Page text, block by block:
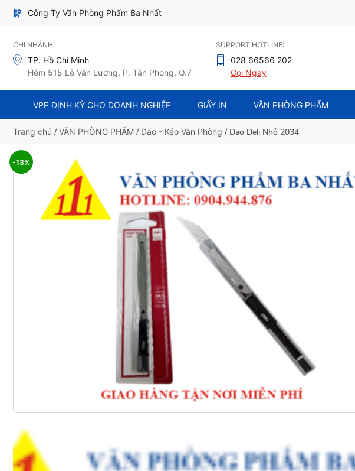
Công Ty Văn Phòng Phẩm Ba Nhất
CHI NHÁNH:
TP. Hồ Chí Minh
Hẻm 515 Lê Văn Lương, P. Tân Phong, Q.7
SUPPORT HOTLINE:
028 66566 202
Gọi Ngay
VPP ĐỊNH KỲ CHO DOANH NGHIỆP GIẤY IN VĂN PHÒNG PHẨM
Trang chủ /VĂN PHÒNG PHẨM / Dao - Kéo Văn Phòng / Dao Deli Nhỏ 2034
-13%